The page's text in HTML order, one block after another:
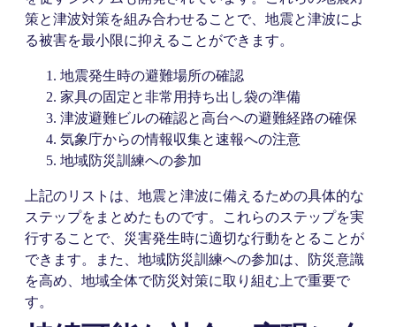
策と津波対策を組み合わせることで、地震と津波によ
る被害を最小限に抑えることができます。
地震発生時の避難場所の確認
家具の固定と非常用持ち出し袋の準備
津波避難ビルの確認と高台への避難経路の確保
気象庁からの情報収集と速報への注意
地域防災訓練への参加
上記のリストは、地震と津波に備えるための具体的な
ステップをまとめたものです。これらのステップを実
行することで、災害発生時に適切な行動をとることが
できます。また、地域防災訓練への参加は、防災意識
を高め、地域全体で防災対策に取り組む上で重要で
す。